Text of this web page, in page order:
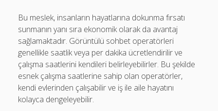
Bu meslek, insanların hayatlarına dokunma fırsatı
sunmanın yanı sıra ekonomik olarak da avantaj
sağlamaktadır. Görüntülü sohbet operatörleri
genellikle saatlik veya per dakika ücretlendirilir ve
çalışma saatlerini kendileri belirleyebilirler. Bu şekilde
esnek çalışma saatlerine sahip olan operatörler,
kendi evlerinden çalışabilir ve iş ile aile hayatını
kolayca dengeleyebilir.